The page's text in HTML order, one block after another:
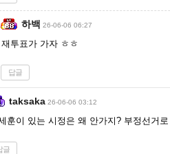
하백 26-06-06 06:27
재투표가 가자 ㅎㅎ
답글
taksaka 26-06-06 03:12
훈이 있는 시정은 왜 안가지? 부정선거
글